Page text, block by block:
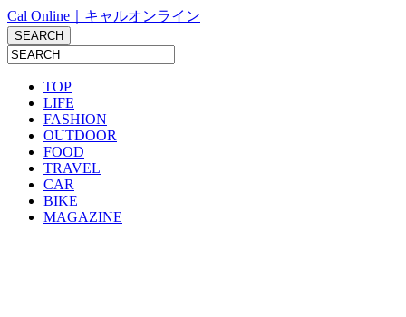
Cal Online｜キャルオンライン
TOP
LIFE
FASHION
OUTDOOR
FOOD
TRAVEL
CAR
BIKE
MAGAZINE